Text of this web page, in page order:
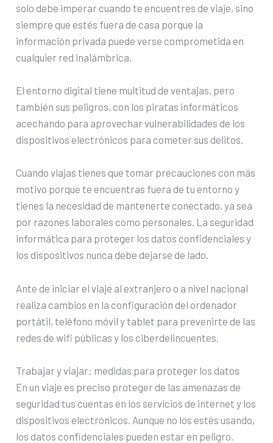
solo debe imperar cuando te encuentres de viaje, sino
siempre que estés fuera de casa porque la
información privada puede verse comprometida en
cualquier red inalámbrica.
El entorno digital tiene multitud de ventajas, pero
también sus peligros, con los piratas informáticos
acechando para aprovechar vulnerabilidades de los
dispositivos electrónicos para cometer sus delitos.
Cuando viajas tienes que tomar precauciones con más
motivo porque te encuentras fuera de tu entorno y
tienes la necesidad de mantenerte conectado, ya sea
por razones laborales como personales. La seguridad
informática para proteger los datos confidenciales y
los dispositivos nunca debe dejarse de lado.
Ante de iniciar el viaje al extranjero o a nivel nacional
realiza cambios en la configuración del ordenador
portátil, teléfono móvil y tablet para prevenirte de las
redes de wifi públicas y los ciberdelincuentes.
Trabajar y viajar: medidas para proteger los datos
En un viaje es preciso proteger de las amenazas de
seguridad tus cuentas en los servicios de internet y los
dispositivos electrónicos. Aunque no los estés usando,
los datos confidenciales pueden estar en peligro.